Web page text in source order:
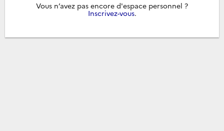
Vous n’avez pas encore d'espace personnel ?
Inscrivez-vous.